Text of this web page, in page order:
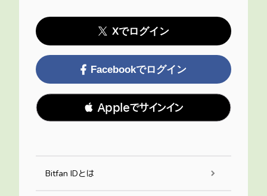
Xでログイン
Facebookでログイン
 Appleでサインイン
Bitfan IDとは